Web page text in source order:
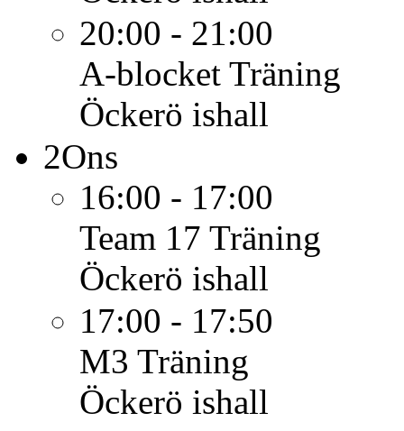
20:00 - 21:00
A-blocket Träning
Öckerö ishall
2Ons
16:00 - 17:00
Team 17 Träning
Öckerö ishall
17:00 - 17:50
M3 Träning
Öckerö ishall